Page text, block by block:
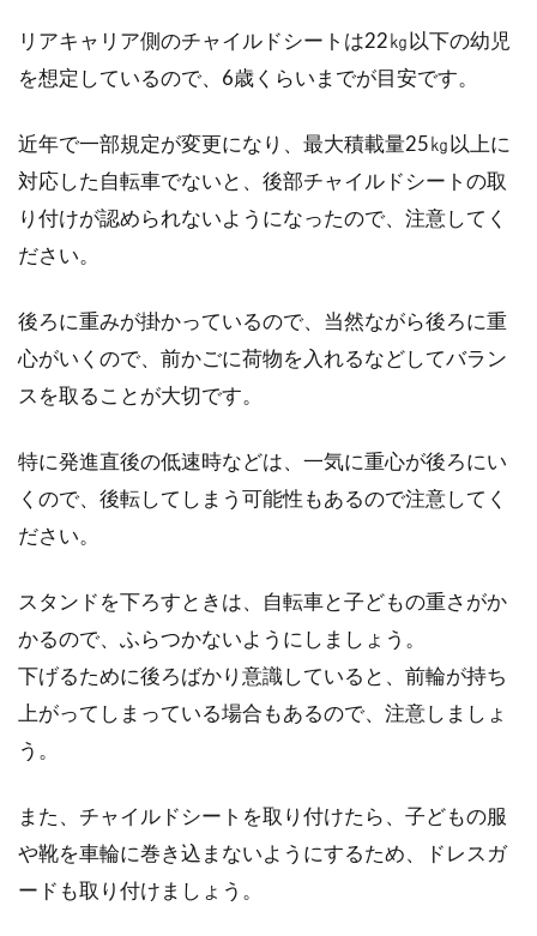
リアキャリア側のチャイルドシートは22㎏以下の幼児
を想定しているので、6歳くらいまでが目安です。
近年で一部規定が変更になり、最大積載量25㎏以上に
対応した自転車でないと、後部チャイルドシートの取
り付けが認められないようになったので、注意してく
ださい。
後ろに重みが掛かっているので、当然ながら後ろに重
心がいくので、前かごに荷物を入れるなどしてバラン
スを取ることが大切です。
特に発進直後の低速時などは、一気に重心が後ろにい
くので、後転してしまう可能性もあるので注意してく
ださい。
スタンドを下ろすときは、自転車と子どもの重さがか
かるので、ふらつかないようにしましょう。
下げるために後ろばかり意識していると、前輪が持ち
上がってしまっている場合もあるので、注意しましょ
う。
また、チャイルドシートを取り付けたら、子どもの服
や靴を車輪に巻き込まないようにするため、ドレスガ
ードも取り付けましょう。